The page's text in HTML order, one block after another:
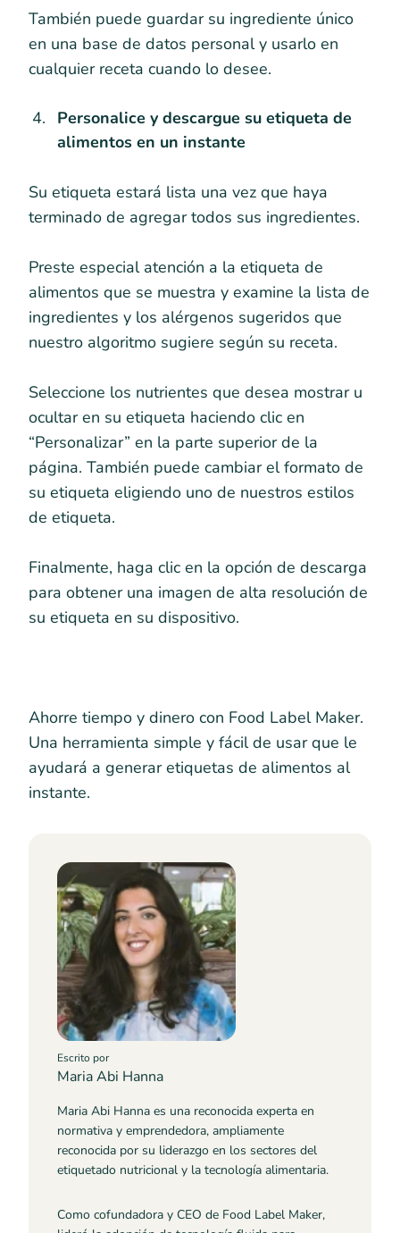
También puede guardar su ingrediente único
en una base de datos personal y usarlo en
cualquier receta cuando lo desee.
Personalice y descargue su etiqueta de
alimentos en un instante
Su etiqueta estará lista una vez que haya
terminado de agregar todos sus ingredientes.
Preste especial atención a la etiqueta de
alimentos que se muestra y examine la lista de
ingredientes y los alérgenos sugeridos que
nuestro algoritmo sugiere según su receta.
Seleccione los nutrientes que desea mostrar u
ocultar en su etiqueta haciendo clic en
“Personalizar” en la parte superior de la
página. También puede cambiar el formato de
su etiqueta eligiendo uno de nuestros estilos
de etiqueta.
Finalmente, haga clic en la opción de descarga
para obtener una imagen de alta resolución de
su etiqueta en su dispositivo.
Ahorre tiempo y dinero con Food Label Maker.
Una herramienta simple y fácil de usar que le
ayudará a generar etiquetas de alimentos al
instante.
Escrito por
Maria Abi Hanna
Maria Abi Hanna es una reconocida experta en
normativa y emprendedora, ampliamente
reconocida por su liderazgo en los sectores del
etiquetado nutricional y la tecnología alimentaria.
Como cofundadora y CEO de Food Label Maker,